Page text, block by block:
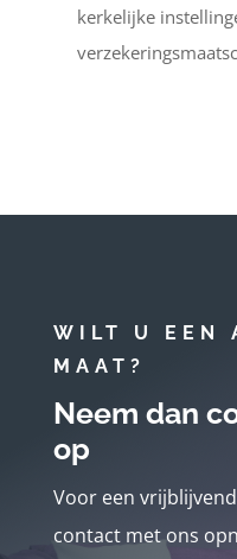
kerkelijke
WILT U EEN
MAAT?
Neem dan
op
Voor een
contact met ons